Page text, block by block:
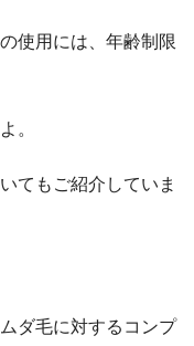
使用には、年齢制限
。
てもご紹介していま
ダ毛に対するコンプ